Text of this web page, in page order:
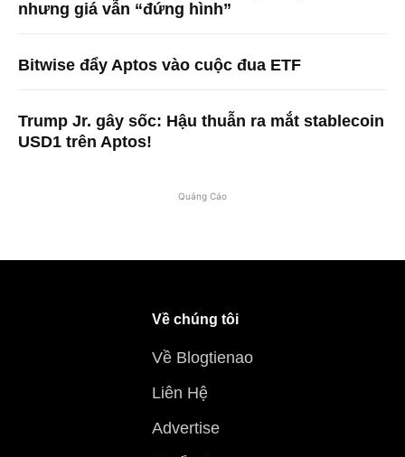
nhưng giá vẫn “đứng hình”
Bitwise đẩy Aptos vào cuộc đua ETF
Trump Jr. gây sốc: Hậu thuẫn ra mắt stablecoin
USD1 trên Aptos!
Quảng Cáo
Về chúng tôi
Về Blogtienao
Liên Hệ
Advertise